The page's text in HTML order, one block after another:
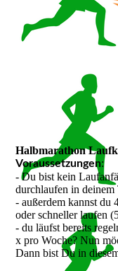
Halbmarathon
Voraussetzungen:
- Du bist kein
durchlaufen in deinem
- außerdem kannst du
oder schneller laufen
- du läufst bereits
x pro Woche? Nun
Dann bist Du in